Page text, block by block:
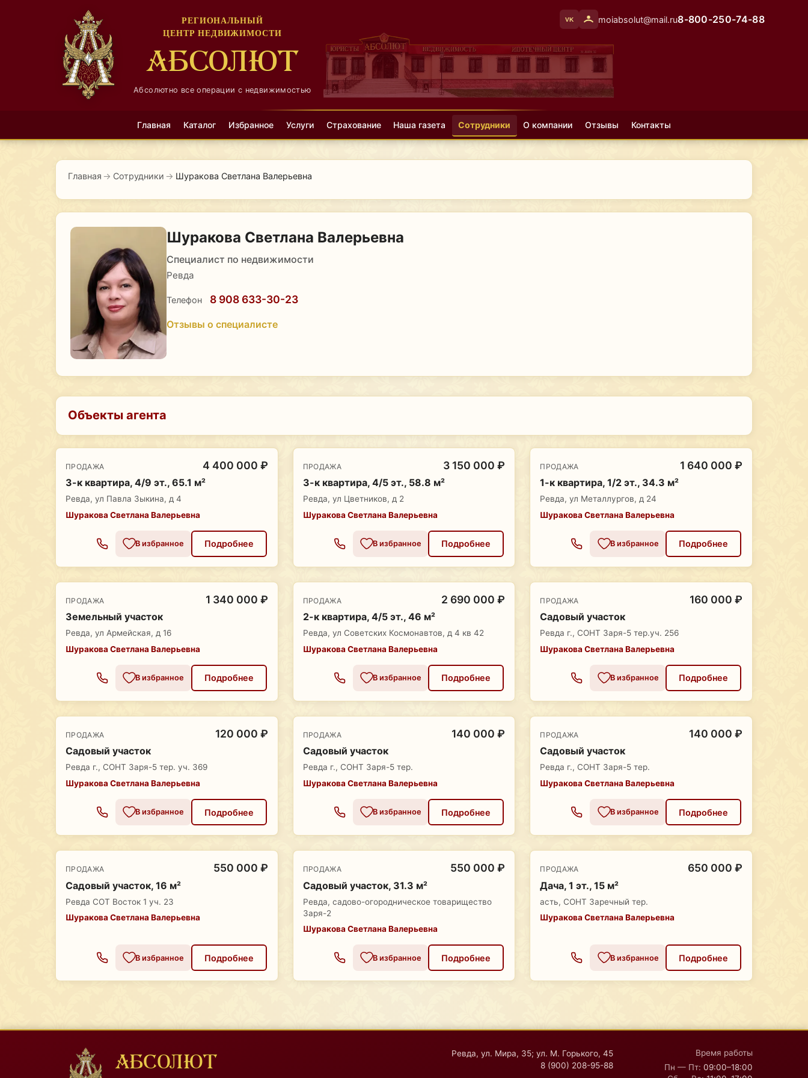
РЕГИОНАЛЬНЫЙ
ЦЕНТР НЕДВИЖИМОСТИ
АБСОЛЮТ
Абсолютно все операции с недвижимостью
VK moiabsolut@mail.ru8-800-250-74-88
Главная Каталог Избранное Услуги Страхование Наша газета Сотрудники О компании Отзывы Контакты
Главная → Сотрудники → Шуракова Светлана Валерьевна
Шуракова Светлана Валерьевна
Специалист по недвижимости
Ревда
Телефон 8 908 633-30-23
Отзывы о специалисте
Объекты агента
ПРОДАЖА 4 400 000 ₽
3-к квартира, 4/9 эт., 65.1 м²
Ревда, ул Павла Зыкина, д 4
Шуракова Светлана Валерьевна
В избранное Подробнее
ПРОДАЖА 3 150 000 ₽
3-к квартира, 4/5 эт., 58.8 м²
Ревда, ул Цветников, д 2
Шуракова Светлана Валерьевна
В избранное Подробнее
ПРОДАЖА 1 640 000 ₽
1-к квартира, 1/2 эт., 34.3 м²
Ревда, ул Металлургов, д 24
Шуракова Светлана Валерьевна
В избранное Подробнее
ПРОДАЖА 1 340 000 ₽
Земельный участок
Ревда, ул Армейская, д 16
Шуракова Светлана Валерьевна
В избранное Подробнее
ПРОДАЖА 2 690 000 ₽
2-к квартира, 4/5 эт., 46 м²
Ревда, ул Советских Космонавтов, д 4 кв 42
Шуракова Светлана Валерьевна
В избранное Подробнее
ПРОДАЖА 160 000 ₽
Садовый участок
Ревда г., СОНТ Заря-5 тер.уч. 256
Шуракова Светлана Валерьевна
В избранное Подробнее
ПРОДАЖА 120 000 ₽
Садовый участок
Ревда г., СОНТ Заря-5 тер. уч. 369
Шуракова Светлана Валерьевна
В избранное Подробнее
ПРОДАЖА 140 000 ₽
Садовый участок
Ревда г., СОНТ Заря-5 тер.
Шуракова Светлана Валерьевна
В избранное Подробнее
ПРОДАЖА 140 000 ₽
Садовый участок
Ревда г., СОНТ Заря-5 тер.
Шуракова Светлана Валерьевна
В избранное Подробнее
ПРОДАЖА 550 000 ₽
Садовый участок, 16 м²
Ревда СОТ Восток 1 уч. 23
Шуракова Светлана Валерьевна
В избранное Подробнее
ПРОДАЖА 550 000 ₽
Садовый участок, 31.3 м²
Ревда, садово-огородническое товарищество
Заря-2
Шуракова Светлана Валерьевна
В избранное Подробнее
ПРОДАЖА 650 000 ₽
Дача, 1 эт., 15 м²
асть, СОНТ Заречный тер.
Шуракова Светлана Валерьевна
В избранное Подробнее
АБСОЛЮТ
Ревда, ул. Мира, 35; ул. М. Горького, 45
8 (900) 208-95-88
Время работы
Пн — Пт: 09:00–18:00